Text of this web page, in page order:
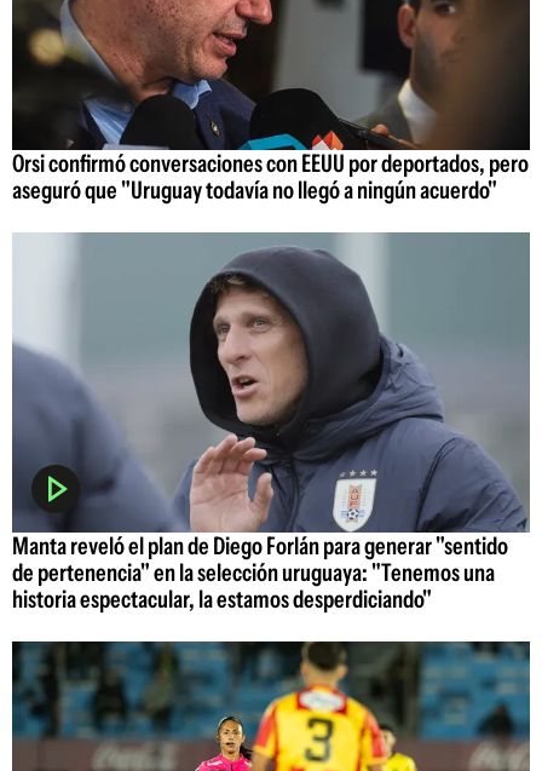
Orsi confirmó conversaciones con EEUU por deportados, pero
aseguró que "Uruguay todavía no llegó a ningún acuerdo"
Manta reveló el plan de Diego Forlán para generar "sentido
de pertenencia" en la selección uruguaya: "Tenemos una
historia espectacular, la estamos desperdiciando"